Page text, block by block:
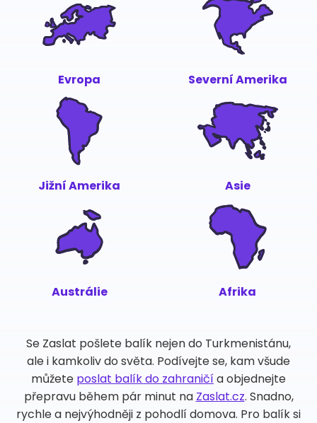
Evropa Severní Amerika
Jižní Amerika Asie
Austrálie Afrika
Se Zaslat pošlete balík nejen do Turkmenistánu,
ale i kamkoliv do světa. Podívejte se, kam všude
můžete poslat balík do zahraničía objednejte
přepravu během pár minut na Zaslat.cz. Snadno,
rychle a nejvýhodněji z pohodlí domova. Pro balík si